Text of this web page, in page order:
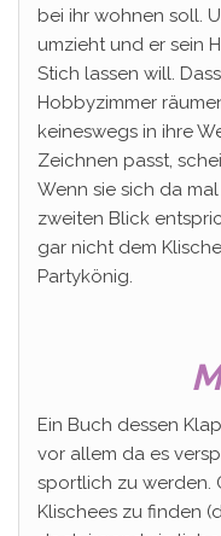
bei ihr wohnen soll.
umzieht und er sein
Stich lassen will.
Hobbyzimmer
keineswegs in ihre
Zeichnen passt,
Wenn sie sich da
zweiten Blick
gar nicht dem
Partykönig.
Ein Buch dessen
vor allem da es
sportlich zu werden.
Klischees zu finden